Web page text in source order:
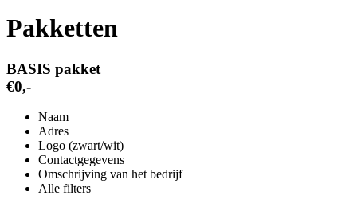
Pakketten
BASIS pakket
€0,-
Naam
Adres
Logo (zwart/wit)
Contactgegevens
Omschrijving van het bedrijf
Alle filters